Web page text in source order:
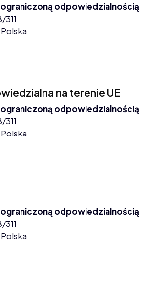
ograniczoną odpowiedzialnością
311
na terenie UE
ograniczoną odpowiedzialnością
311
ograniczoną odpowiedzialnością
311